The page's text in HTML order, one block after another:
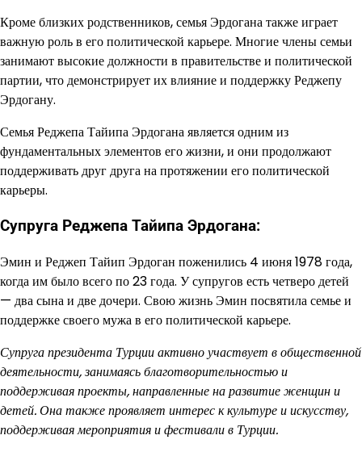
Кроме близких родственников, семья Эрдогана также играет
важную роль в его политической карьере. Многие члены семьи
занимают высокие должности в правительстве и политической
партии, что демонстрирует их влияние и поддержку Реджепу
Эрдогану.
Семья Реджепа Тайипа Эрдогана является одним из
фундаментальных элементов его жизни, и они продолжают
поддерживать друг друга на протяжении его политической
карьеры.
Супруга Реджепа Тайипа Эрдогана:
Эмин и Реджеп Тайип Эрдоган поженились 4 июня 1978 года,
когда им было всего по 23 года. У супругов есть четверо детей
— два сына и две дочери. Свою жизнь Эмин посвятила семье и
поддержке своего мужа в его политической карьере.
Супруга президента Турции активно участвует в общественной
деятельности, занимаясь благотворительностью и
поддерживая проекты, направленные на развитие женщин и
детей. Она также проявляет интерес к культуре и искусству,
поддерживая мероприятия и фестивали в Турции.